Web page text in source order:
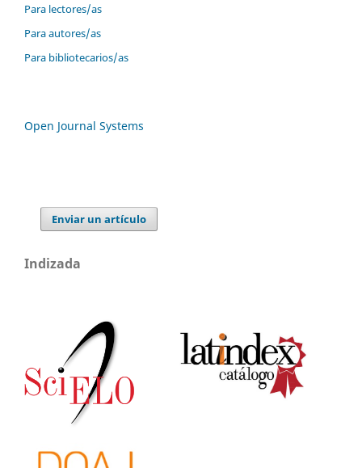
Para lectores/as
Para autores/as
Para bibliotecarios/as
Open Journal Systems
Enviar un artículo
Indizada